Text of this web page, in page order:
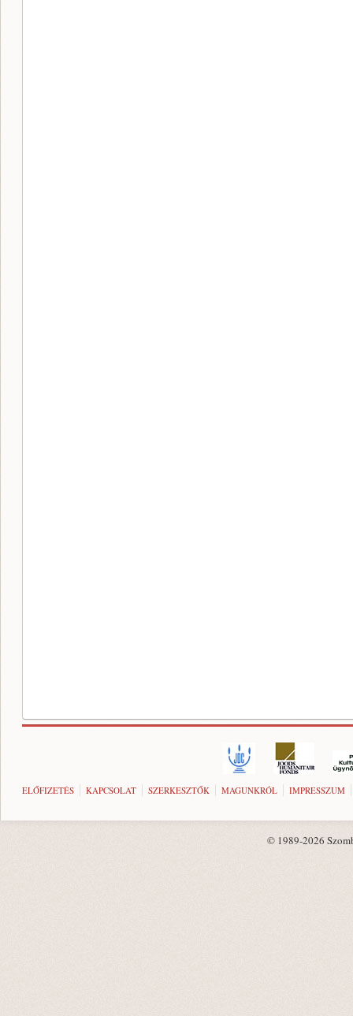
ELŐFIZETÉS KAPCSOLAT SZERKESZTŐK MAGUNKRÓL IMPRESSZUM
© 1989-2026